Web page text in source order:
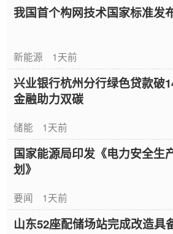
我国首个构网技术国家标准发
新能源 1天前
兴业银行杭州分行绿色贷款破
金融助力双碳
储能 1天前
国家能源局印发《电力安全生
划》
要闻 1天前
山东52座配储场站完成改造具